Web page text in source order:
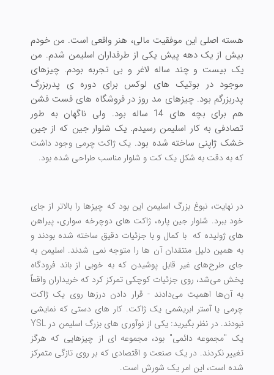
هسته اصلی این موفقیت مالی، هنر واقعی است. من خودم
بیش از یک دهه پیش یکی از طرفداران اسلیمن شدم. من
یک بیست و چند ساله لاغر و بی تجربه بودم. چیزهای
موجود در بوتیک های لوکس برای دوره ی پدربزرگ
پدربزرگم بود. چیزهای مد روز در فروشگاه های فست فشن
هم برای بچه های 14 ساله بود. ولی ناگهان به طور
تصادفی به کار اسلیمن رسیدم. یک شلوار جین که از جین
خشک ژاپنی ساخته شده بود. یک ژاکت چرمی وجود داشت
که به دقت به شکل یک کت و شلوار مناسب طراحی شده بود.
در نهایت، نبوغ بزرگ اسلیمن این بود که چیزها را بالاتر از جای
خود ببرد. شلوار جین پاره، ژاکت های دوچرخه سواری، پیراهن
های ژولیده که با کمال و با جزئیات دقیق ساخته شده بودند و
به همین دلیل منتقدان آن ها را متوجه نمی شدند. اسلیمن به
جای طرح‌های غیر قابل پوشیدن که به خوبی از باند فرودگاه
پخش می‌شد، روی جزئیات کوچکی تمرکز کرد که خریداران واقعاً
به آن‌ها اهمیت می‌دادند - قرار دادن درزها روی یک ژاکت
چرمی یا آستر ابریشمی یک ژاکت. کار های دستی که نمایشی
نبودند. در نظر بگیرید: یکی از نوآوری های بزرگ اسلیمن در YSL
یک "مجموعه دائمی" بود، مجموعه ای از چیزهایی که هرگز
تغییر نکردند. در یک صنعت و اقتصادی که بر روی تازگی متمرکز
شده است، این امر یک شورش است.